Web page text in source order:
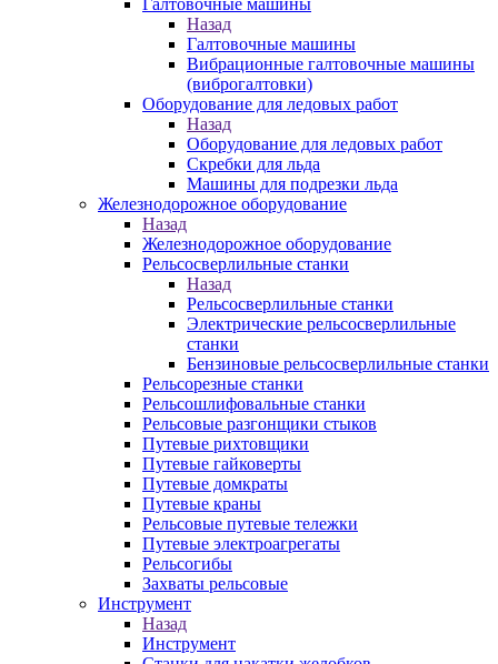
Галтовочные машины
Назад
Галтовочные машины
Вибрационные галтовочные машины
(виброгалтовки)
Оборудование для ледовых работ
Назад
Оборудование для ледовых работ
Скребки для льда
Машины для подрезки льда
Железнодорожное оборудование
Назад
Железнодорожное оборудование
Рельсосверлильные станки
Назад
Рельсосверлильные станки
Электрические рельсосверлильные
станки
Бензиновые рельсосверлильные станки
Рельсорезные станки
Рельсошлифовальные станки
Рельсовые разгонщики стыков
Путевые рихтовщики
Путевые гайковерты
Путевые домкраты
Путевые краны
Рельсовые путевые тележки
Путевые электроагрегаты
Рельсогибы
Захваты рельсовые
Инструмент
Назад
Инструмент